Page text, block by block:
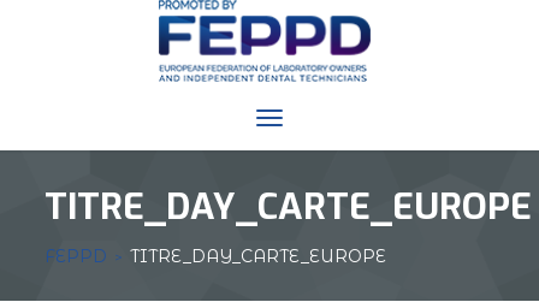
Toggle
navigation
TITRE_DAY_CARTE_EUROPE
FEPPD > TITRE_DAY_CARTE_EUROPE